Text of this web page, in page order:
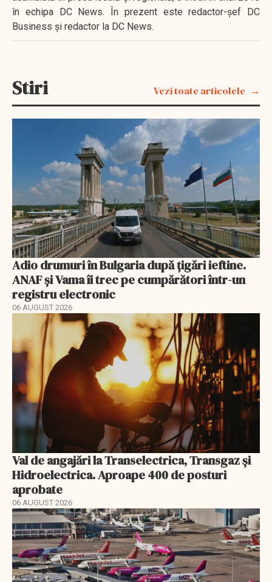
în echipa DC News. În prezent este redactor-şef DC
Business şi redactor la DC News.
Stiri Vezi toate articolele
Adio drumuri în Bulgaria după țigări ieftine.
ANAF și Vama îi trec pe cumpărători într-un
registru electronic
06 AUGUST 2026
Val de angajări la Transelectrica, Transgaz și
Hidroelectrica. Aproape 400 de posturi
aprobate
06 AUGUST 2026